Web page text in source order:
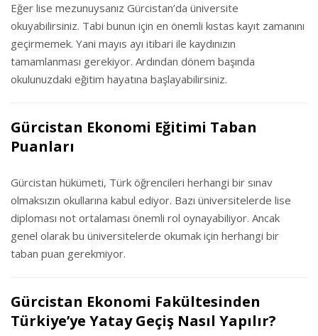
Eğer lise mezunuysanız Gürcistan’da üniversite
okuyabilirsiniz. Tabi bunun için en önemli kıstas kayıt zamanını
geçirmemek. Yani mayıs ayı itibari ile kaydınızın
tamamlanması gerekiyor. Ardından dönem başında
okulunuzdaki eğitim hayatına başlayabilirsiniz.
Gürcistan Ekonomi Eğitimi Taban
Puanları
Gürcistan hükümeti, Türk öğrencileri herhangi bir sınav
olmaksızın okullarına kabul ediyor. Bazı üniversitelerde lise
diploması not ortalaması önemli rol oynayabiliyor. Ancak
genel olarak bu üniversitelerde okumak için herhangi bir
taban puan gerekmiyor.
Gürcistan Ekonomi Fakültesinden
Türkiye’ye Yatay Geçiş Nasıl Yapılır?